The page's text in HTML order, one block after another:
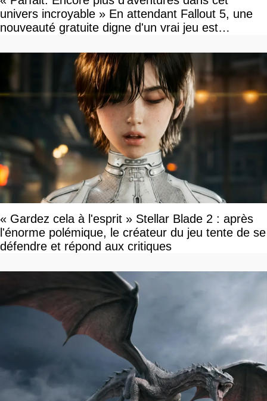
univers incroyable » En attendant Fallout 5, une
nouveauté gratuite digne d'un vrai jeu est
« Gardez cela à l'esprit » Stellar Blade 2 : après
l'énorme polémique, le créateur du jeu tente de se
défendre et répond aux critiques